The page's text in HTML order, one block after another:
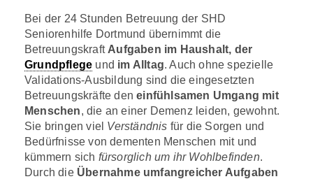
Bei der 24 Stunden Betreuung der SHD
Seniorenhilfe Dortmund übernimmt die
Betreuungskraft Aufgaben im Haushalt, der
Grundpflege und im Alltag. Auch ohne spezielle
Validations-Ausbildung sind die eingesetzten
Betreuungskräfte deneinfühlsamen Umgang mit
Menschen, die an einer Demenz leiden, gewohnt.
Sie bringen viel Verständnis für die Sorgen und
Bedürfnisse von dementen Menschen mit und
kümmern sich fürsorglich um ihr Wohlbefinden.
Durch die Übernahme umfangreicher Aufgaben